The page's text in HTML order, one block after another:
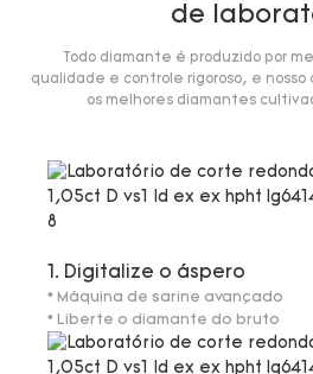
de
Todo diamante é produzido por
qualidade e controle rigoroso, e
os melhores diamantes
1. Digitalize o áspero
* Máquina de sarine avançado
* Liberte o diamante do bruto